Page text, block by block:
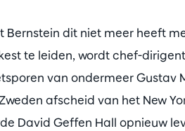
Bernstein dit niet meer heeft
te leiden, wordt chef-
van ondermeer Gustav
afscheid van het New
David Geffen Hall opnieuw